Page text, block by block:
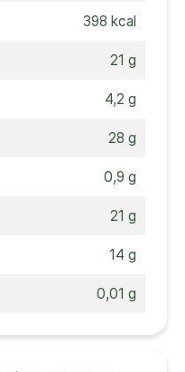
398 kcal
21 g
4,2 g
28 g
0,9 g
21 g
14 g
0,01 g